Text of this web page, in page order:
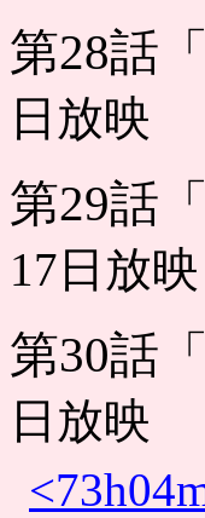
第28話
日放映
第29話
17日放映
第30話
日放映